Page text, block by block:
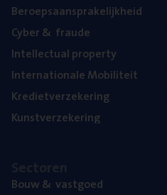
Beroeps­aan­spra­ke­lijk­heid
Cyber& fraude
Intel­lec­tu­al property
Inter­na­ti­o­na­le Mobiliteit
Kre­diet­ver­ze­ke­ring
Kunst­ver­ze­ke­ring
Bouw& vastgoed